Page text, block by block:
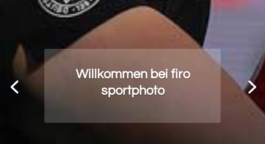
Willkommen bei firo
sportphoto